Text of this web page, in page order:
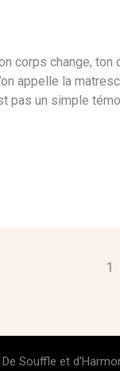
corps change,
appelle la
pas un simple
1
De Souffle et